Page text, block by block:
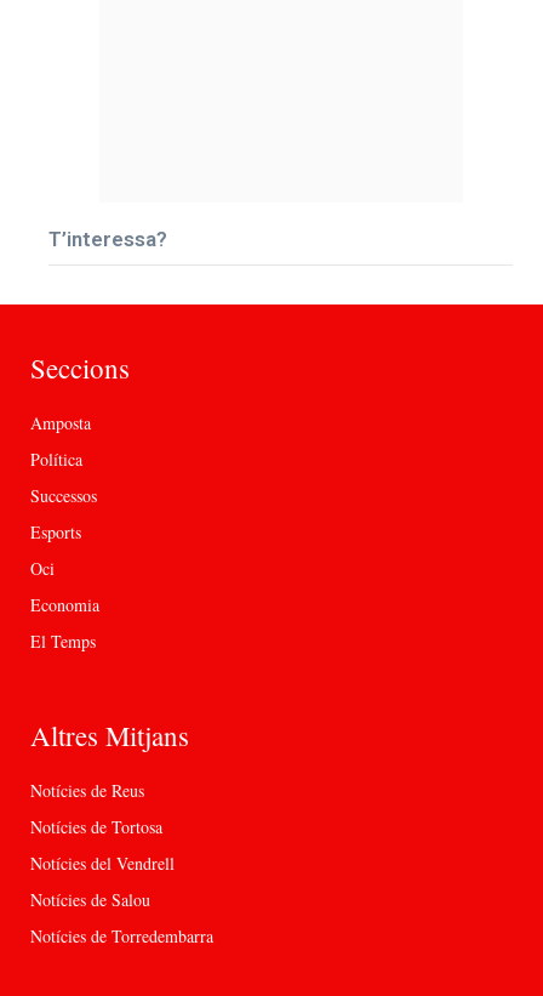
T’interessa?
Seccions
Amposta
Política
Successos
Esports
Oci
Economia
El Temps
Altres Mitjans
Notícies de Reus
Notícies de Tortosa
Notícies del Vendrell
Notícies de Salou
Notícies de Torredembarra